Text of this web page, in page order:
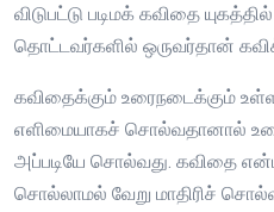
விடுபட்டு படிமக் கவிதை
தொட்டவர்களில் ஒருவர்தான்
கவிதைக்கும் உரைநடைக்கும்
எளிமையாகச் சொல்வதானால்
அப்படியே சொல்வது. கவிதை
சொல்லாமல் வேறு மாதிரிச்